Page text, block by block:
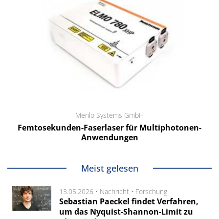
Menlo Systems GmbH
Femtosekunden-Faserlaser für Multiphotonen-
Anwendungen
Meist gelesen
13.05.2026 • Nachricht • Forschung
Sebastian Paeckel findet Verfahren,
um das Nyquist-Shannon-Limit zu